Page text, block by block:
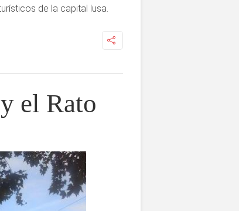
de la capital lusa.
el Rato